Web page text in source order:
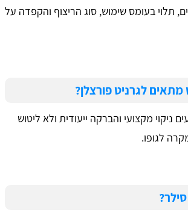
כלל 3 - 7 שנים, תלוי בעומס שימוש, סוג הריצוף והקפדה על
לגרניט פורצלן?
ניקוי מקצועי והברקה ייעודית ולא ליטוש
לגופו.